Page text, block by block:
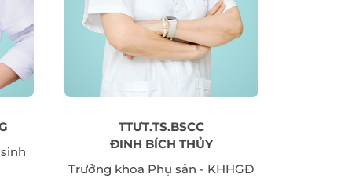
TTƯT.TS.BSCC
ĐINH BÍCH THỦY
Trưởng khoa Phụ sản - KHHGĐ